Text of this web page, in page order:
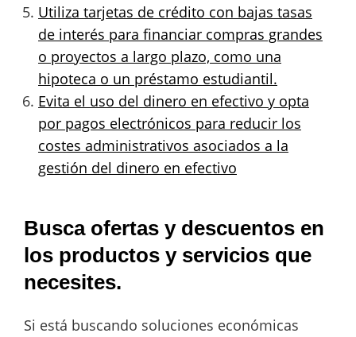
Utiliza tarjetas de crédito con bajas tasas
de interés para financiar compras grandes
o proyectos a largo plazo, como una
hipoteca o un préstamo estudiantil.
Evita el uso del dinero en efectivo y opta
por pagos electrónicos para reducir los
costes administrativos asociados a la
gestión del dinero en efectivo
Busca ofertas y descuentos en
los productos y servicios que
necesites.
Si está buscando soluciones económicas